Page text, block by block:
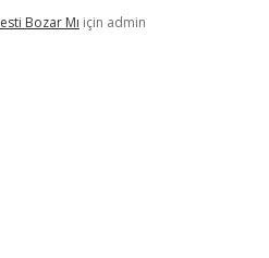
Bozar Mı için admin